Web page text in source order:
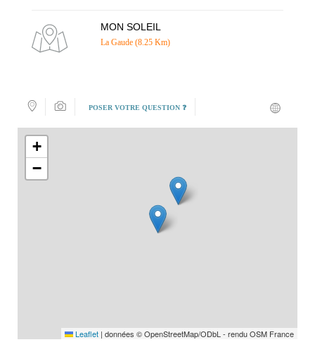
MON SOLEIL
La Gaude (8.25 Km)
POSER VOTRE QUESTION ❓
+
−
Leaflet | données © OpenStreetMap/ODbL - rendu OSM France